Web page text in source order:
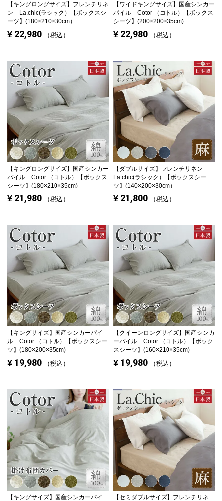
【キングロングサイズ】 フレンチリネ
ン La.chic(ラシック）【ボックスシ
ーツ】(180×210×30cm）
¥ 22,980 税込
【ワイドキングサイズ】 国産シンカー
パイル Cotor （コトル）【ボックス
シーツ】(200×200×35cm)
¥ 22,980 税込
【キングロングサイズ】 国産シンカー
パイル Cotor （コトル）【ボックス
シーツ】(180×210×35cm)
¥ 21,980 税込
【ダブルサイズ】 フレンチリネン
La.chic(ラシック）【ボックスシー
ツ】(140×200×30cm）
¥ 21,800 税込
【キングサイズ】 国産シンカーパイ
ル Cotor （コトル）【ボックスシー
ツ】(180×200×35cm)
¥ 19,980 税込
【クイーンロングサイズ】 国産シンカ
ーパイル Cotor （コトル）【ボック
スシーツ】(160×210×35cm)
¥ 19,980 税込
【キングサイズ】 国産シンカーパイ
【セミダブルサイズ】 フレンチリネ